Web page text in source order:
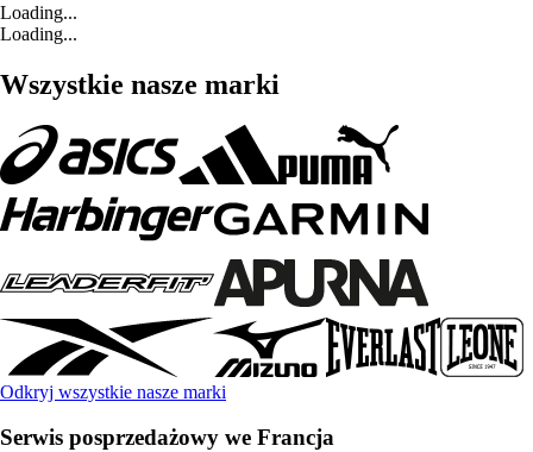
Loading...
Loading...
Wszystkie nasze marki
Odkryj wszystkie nasze marki
Serwis posprzedażowy we Francja